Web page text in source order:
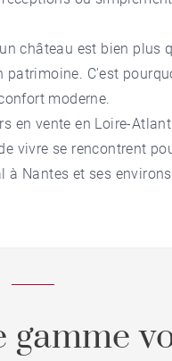
château est bien plus
patrimoine. C'est
moderne.
en vente en Loire-
vivre se rencontrent
Nantes et ses